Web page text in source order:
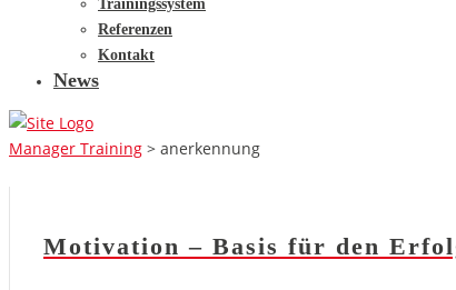
Trainingssystem
Referenzen
Kontakt
News
Manager Training > anerkennung
Motivation – Basis für den